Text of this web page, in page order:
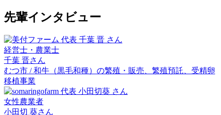
先輩インタビュー
経営士・農業士
千葉 晋さん
むつ市 / 和牛（黒毛和種）の繁殖・販売、繁殖預託、受精卵
移植事業
女性農業者
小田切 葵さん